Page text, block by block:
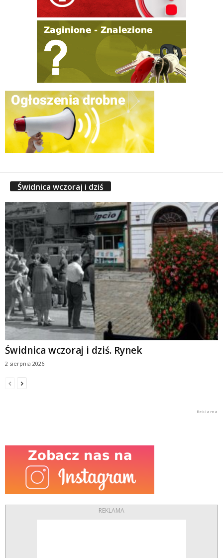
Świdnica wczoraj i dziś
Świdnica wczoraj i dziś. Rynek
2 sierpnia 2026
REKLAMA